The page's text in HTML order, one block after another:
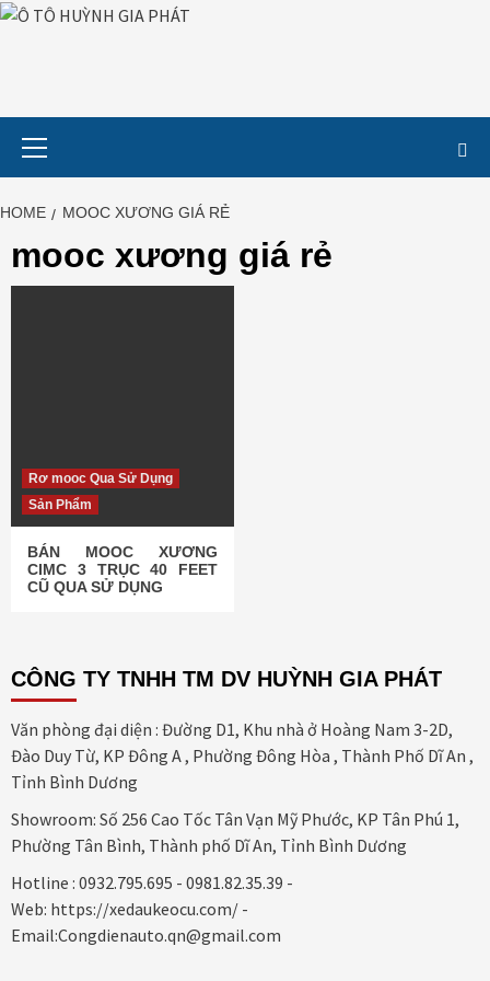
HOME MOOC XƯƠNG GIÁ RẺ
mooc xương giá rẻ
Rơ mooc Qua Sử Dụng
Sản Phẩm
BÁN MOOC XƯƠNG
CIMC 3 TRỤC 40 FEET
CŨ QUA SỬ DỤNG
CÔNG TY TNHH TM DV HUỲNH GIA PHÁT
Văn phòng đại diện : Đường D1, Khu nhà ở Hoàng Nam 3-2D,
Đào Duy Từ, KP Đông A , Phường Đông Hòa , Thành Phố Dĩ An ,
Tỉnh Bình Dương
Showroom: Số 256 Cao Tốc Tân Vạn Mỹ Phước, KP Tân Phú 1,
Phường Tân Bình, Thành phố Dĩ An, Tỉnh Bình Dương
Hotline : 0932.795.695 - 0981.82.35.39 -
Web: https://xedaukeocu.com/ -
Email:Congdienauto.qn@gmail.com